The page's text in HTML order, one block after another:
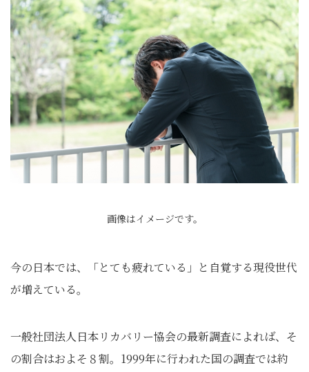
画像はイメージです。
今の日本では、「とても疲れている」と自覚する現役世代
が増えている。
一般社団法人日本リカバリー協会の最新調査によれば、そ
の割合はおよそ８割。1999年に行われた国の調査では約